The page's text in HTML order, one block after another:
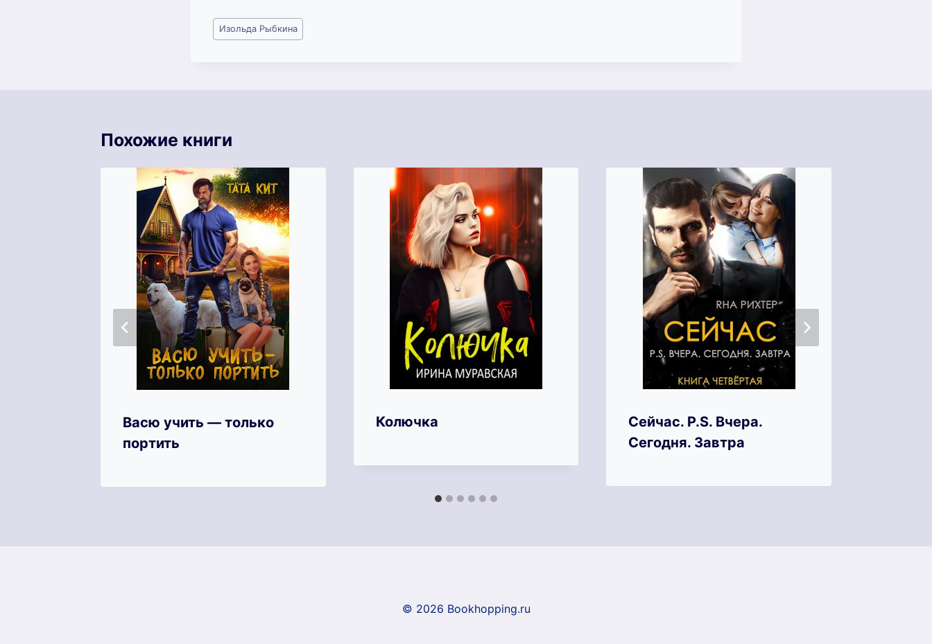
Метки
записи:
Изольда Рыбкина
Похожие книги
Васю учить — только
портить
Колючка
Сейчас. P.S. Вчера.
Сегодня. Завтра
© 2026 Bookhopping.ru